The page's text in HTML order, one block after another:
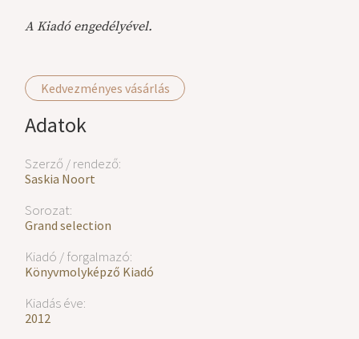
Kedvezményes vásárlás
Adatok
Szerző / rendező:
Saskia Noort
Sorozat:
Grand selection
Kiadó / forgalmazó:
Könyvmolyképző Kiadó
Kiadás éve:
2012
A Kiadó engedélyével.